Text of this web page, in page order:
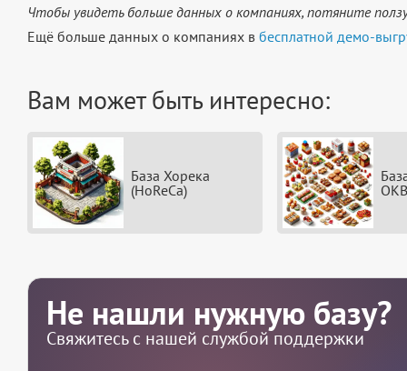
Чтобы увидеть больше данных о компаниях, потяните
Ещё больше данных о компаниях в бесплатной демо-
Вам может быть интересно:
База Хорека
(HoReCa)
Не нашли нужную базу?
Свяжитесь с нашей службой поддержки